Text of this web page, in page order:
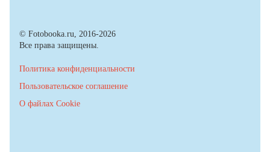
© Fotobooka.ru, 2016-2026
Все права защищены.
Политика конфиденциальности
Пользовательское соглашение
О файлах Cookie